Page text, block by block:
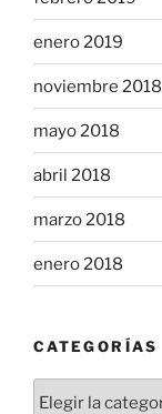
enero 2019
noviembre 2018
mayo 2018
abril 2018
marzo 2018
enero 2018
CATEGORÍAS